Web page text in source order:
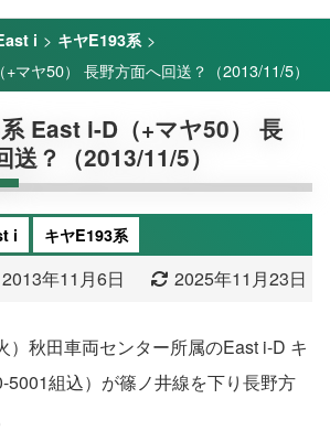
i > キヤE193系 >
マヤ50） 長野方面へ回送？（2013/11/5）
East i-D（+マヤ50） 長
送？（2013/11/5）
i キヤE193系
2013年11月6日 2025年11月23日
）秋田車両センター所属のEast i-D キ
5001組込）が篠ノ井線を下り長野方